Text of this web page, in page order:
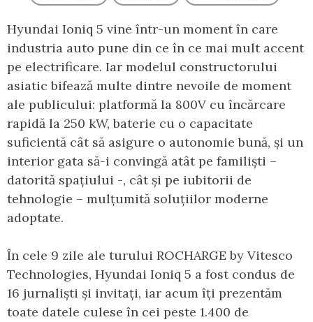
Hyundai Ioniq 5 vine într-un moment în care
industria auto pune din ce în ce mai mult accent
pe electrificare. Iar modelul constructorului
asiatic bifează multe dintre nevoile de moment
ale publicului: platformă la 800V cu încărcare
rapidă la 250 kW, baterie cu o capacitate
suficientă cât să asigure o autonomie bună, și un
interior gata să-i convingă atât pe familiști –
datorită spațiului -, cât și pe iubitorii de
tehnologie – mulțumită soluțiilor moderne
adoptate.
În cele 9 zile ale turului ROCHARGE by Vitesco
Technologies, Hyundai Ioniq 5 a fost condus de
16 jurnaliști și invitați, iar acum îți prezentăm
toate datele culese în cei peste 1.400 de